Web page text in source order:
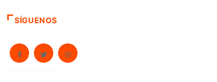
SÍGUENOS